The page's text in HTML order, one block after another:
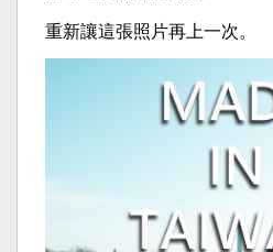
重新讓這張照片再上一次。